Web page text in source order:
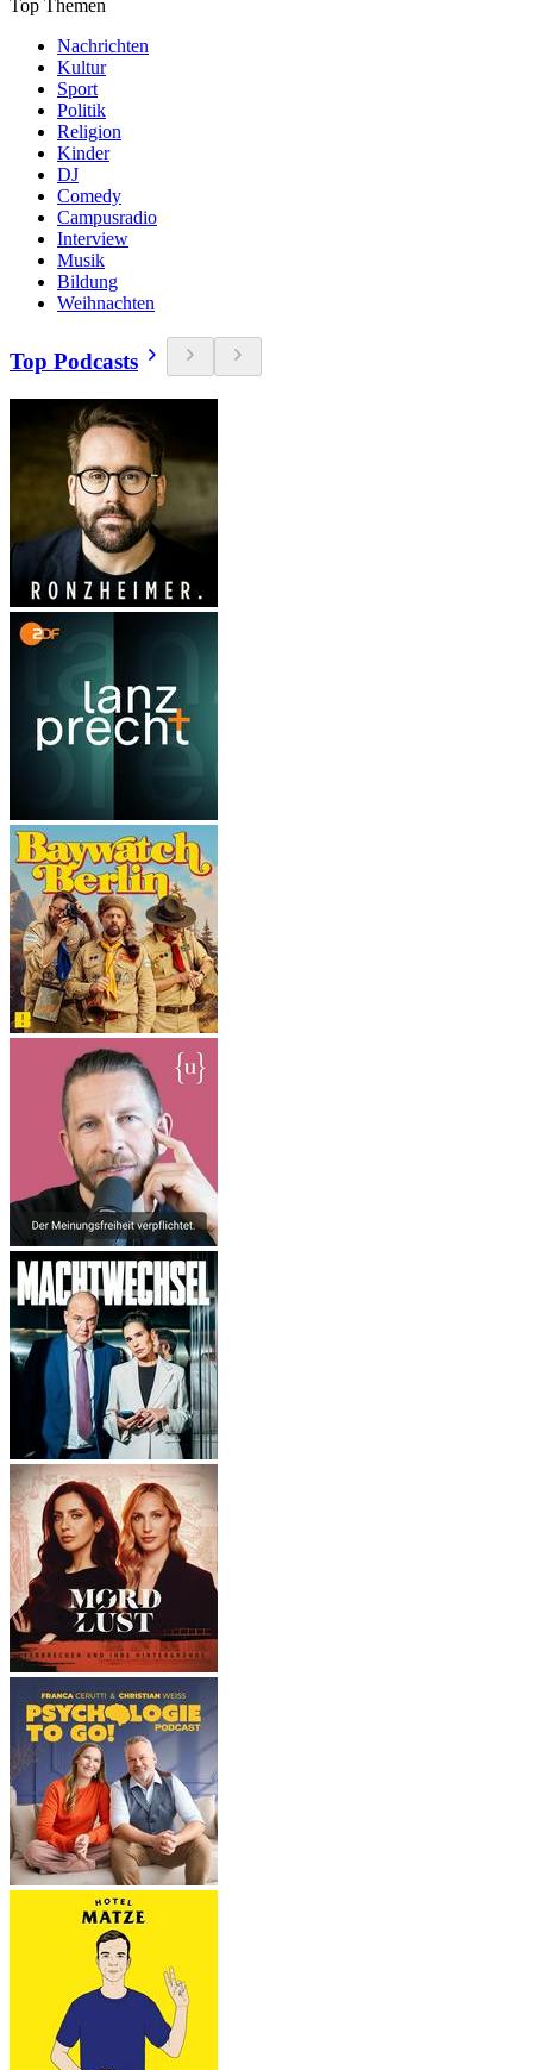
Top Themen
Nachrichten
Kultur
Sport
Politik
Religion
Kinder
DJ
Comedy
Campusradio
Interview
Musik
Bildung
Weihnachten
Top Podcasts